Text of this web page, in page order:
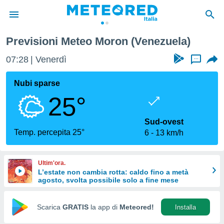
di
per
le
di
Web
Previsioni Meteo Moron (Venezuela)
07:28 Venerdì ...
Nubi sparse
25°
Temp. percepita 25°
Sud-ovest
6
13 km/h
Ultim'ora.
L’estate non cambia rotta: caldo fino a metà
agosto, svolta possibile solo a fine mese
Scarica GRATIS la app di Meteored! Installa